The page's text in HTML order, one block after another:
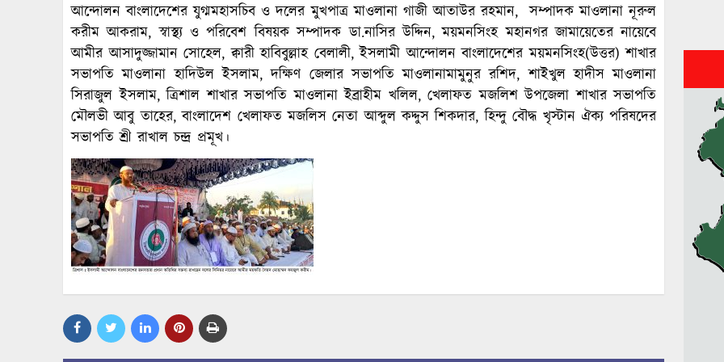
আন্দোলন বাংলাদেশের যুগ্মমহাসচিব ও দলের মুখপাত্র মাওলানা গাজী আতাউর রহমান, সম্পাদক মাওলানা নূরুল
করীম আকরাম, স্বাস্থ্য ও পরিবেশ বিষয়ক সম্পাদক ডা.নাসির উদ্দিন, ময়মনসিংহ মহানগর জামায়েতের নায়েবে
আমীর আসাদুজ্জামান সোহেল, ক্বারী হাবিবুল্লাহ বেলালী, ইসলামী আন্দোলন বাংলাদেশের ময়মনসিংহ(উত্তর) শাখার
সভাপতি মাওলানা হাদিউল ইসলাম, দক্ষিণ জেলার সভাপতি মাওলানামামুনুর রশিদ, শাইখুল হাদীস মাওলানা
সিরাজুল ইসলাম, ত্রিশাল শাখার সভাপতি মাওলানা ইব্রাহীম খলিল, খেলাফত মজলিশ উপজেলা শাখার সভাপতি
মৌলভী আবু তাহের, বাংলাদেশ খেলাফত মজলিস নেতা আব্দুল কদ্দুস শিকদার, হিন্দু বৌদ্ধ খৃস্টান ঐক্য পরিষদের
সভাপতি শ্রী রাখাল চন্দ্র প্রমূখ।